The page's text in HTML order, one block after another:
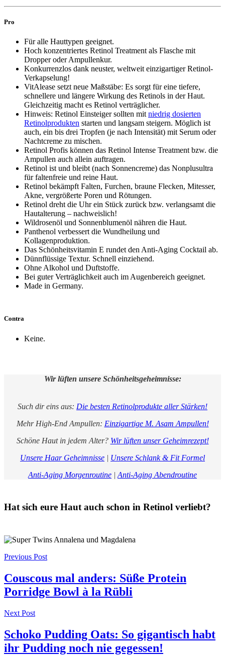
Pro
Für alle Hauttypen geeignet.
Hoch konzentriertes Retinol Treatment als Flasche mit
Dropper oder Ampullenkur.
Konkurrenzlos dank neuster, weltweit einzigartiger Retinol-
Verkapselung!
VitAlease setzt neue Maßstäbe: Es sorgt für eine tiefere,
schnellere und längere Wirkung des Retinols in der Haut.
Gleichzeitig macht es Retinol verträglicher.
Hinweis: Retinol Einsteiger sollten mit niedrig dosierten
Retinolprodukten starten und langsam steigern. Möglich ist
auch, ein bis drei Tropfen (je nach Intensität) mit Serum oder
Nachtcreme zu mischen.
Retinol Profis können das Retinol Intense Treatment bzw. die
Ampullen auch allein auftragen.
Retinol ist und bleibt (nach Sonnencreme) das Nonplusultra
für faltenfreie und reine Haut.
Retinol bekämpft Falten, Furchen, braune Flecken, Mitesser,
Akne, vergrößerte Poren und Rötungen.
Retinol dreht die Uhr ein Stück zurück bzw. verlangsamt die
Hautalterung – nachweislich!
Wildrosenöl und Sonnenblumenöl nähren die Haut.
Panthenol verbessert die Wundheilung und
Kollagenproduktion.
Das Schönheitsvitamin E rundet den Anti-Aging Cocktail ab.
Dünnflüssige Textur. Schnell einziehend.
Ohne Alkohol und Duftstoffe.
Bei guter Verträglichkeit auch im Augenbereich geeignet.
Made in Germany.
Contra
Keine.
Wir lüften unsere Schönheitsgeheimnisse:
Such dir eins aus: Die besten Retinolprodukte aller Stärken!
Mehr High-End Ampullen: Einzigartige M. Asam Ampullen!
Schöne Haut in jedem Alter? Wir lüften unser Geheimrezept!
Unsere Haar Geheimnisse | Unsere Schlank & Fit Formel
Anti-Aging Morgenroutine | Anti-Aging Abendroutine
Hat sich eure Haut auch schon in Retinol verliebt?
Post
navigation
Previous Post
Couscous mal anders: Süße Protein
Porridge Bowl à la Rübli
Next Post
Schoko Pudding Oats: So gigantisch habt
ihr Pudding noch nie gegessen!